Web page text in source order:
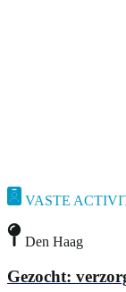
VASTE
Den Haag
Gezocht: